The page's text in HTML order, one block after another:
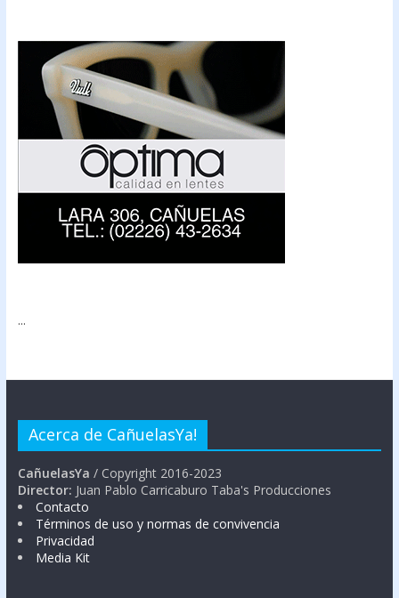
...
Acerca de CañuelasYa!
CañuelasYa / Copyright 2016-2023
Director: Juan Pablo Carricaburo Taba's Producciones
Contacto
Términos de uso y normas de convivencia
Privacidad
Media Kit